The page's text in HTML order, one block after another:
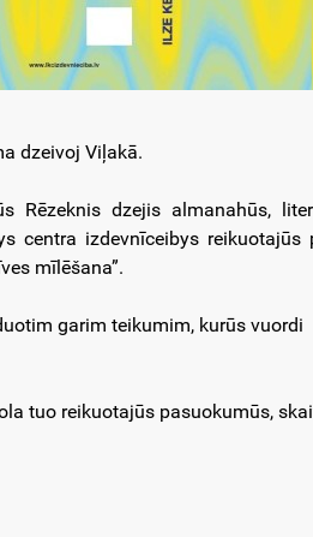
dzeivoj Viļakā.
Rēzeknis dzejis almanahūs,
centra izdevnīceibys reikuotajūs
mīlēšana”.
garim teikumim, kurūs vuordi
tuo reikuotajūs pasuokumūs,